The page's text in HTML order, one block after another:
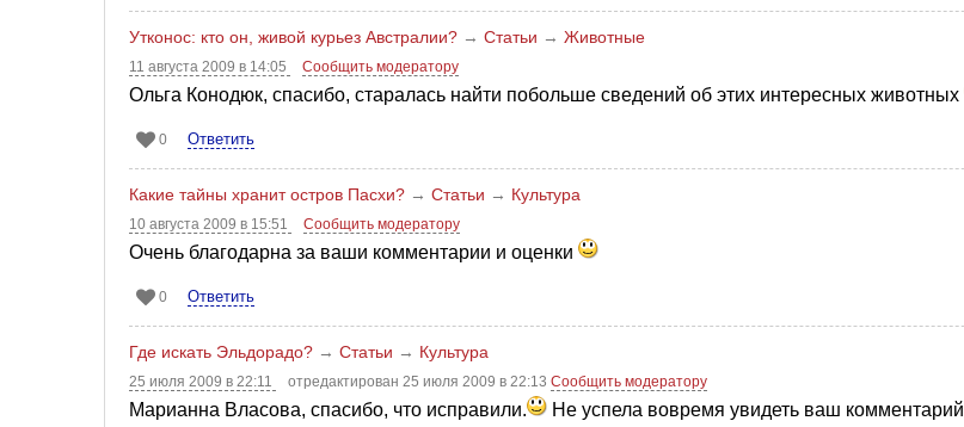
Утконос: кто он, живой курьез Австралии? → Статьи → Животные
11 августа 2009 в 14:05 Сообщить модератору
Ольга Конодюк, спасибо, старалась найти побольше сведений об этих интересных животных
0 Ответить
Какие тайны хранит остров Пасхи? → Статьи → Культура
10 августа 2009 в 15:51 Сообщить модератору
Очень благодарна за ваши комментарии и оценки
0 Ответить
Где искать Эльдорадо? → Статьи → Культура
25 июля 2009 в 22:11 отредактирован 25 июля 2009 в 22:13 Сообщить модератору
Марианна Власова, спасибо, что исправили. Не успела вовремя увидеть ваш комментарий